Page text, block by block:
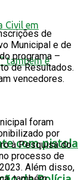
com pistola
de
Municipal e de
programa –
de Resultados.
vencedores.
foram
por
à Pesquisa do
processo de
Além disso,